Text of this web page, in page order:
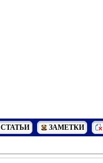
СТАТЬИ ЗАМЕТКИ